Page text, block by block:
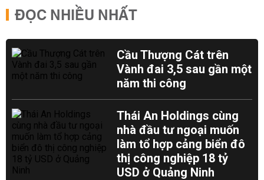
ĐỌC NHIỀU NHẤT
Cầu Thượng Cát trên
Vành đai 3,5 sau gần một
năm thi công
Thái An Holdings cùng
nhà đầu tư ngoại muốn
làm tổ hợp cảng biển đô
thị công nghiệp 18 tỷ
USD ở Quảng Ninh